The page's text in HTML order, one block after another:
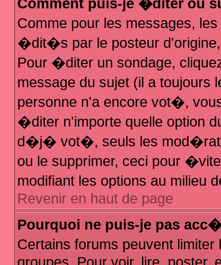
Comme pour les messages,
�dit�s par le posteur
Pour �diter un sondage,
message du sujet (il a
personne n'a encore vot�,
�diter n'importe quelle option
d�j� vot�, seuls les
ou le supprimer, ceci pour
modifiant les options au milieu
Revenir en haut de page
Pourquoi ne puis-je pas
Certains forums peuvent